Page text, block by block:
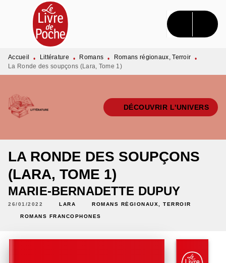
MENU RECHERCHE CONTENU
PIED DE PAGE
Accueil • Littérature • Romans • Romans régionaux, Terroir •
La Ronde des soupçons (Lara, Tome 1)
DÉCOUVRIR L'UNIVERS
LA RONDE DES SOUPÇONS
(LARA, TOME 1)
MARIE-BERNADETTE DUPUY
26/01/2022 LARA ROMANS RÉGIONAUX, TERROIR
ROMANS FRANCOPHONES